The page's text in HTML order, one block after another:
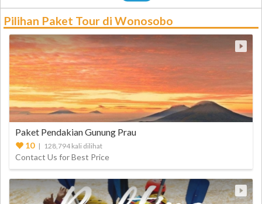
Pilihan Paket Tour di Wonosobo
Paket Pendakian Gunung Prau
10| 128,794 kali dilihat
Contact Us for Best Price